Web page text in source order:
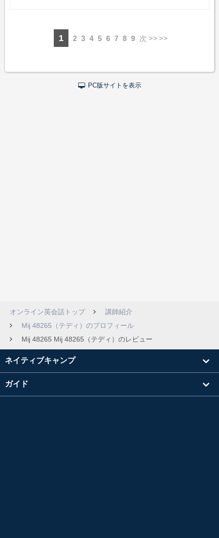
1 2 3 4 5 6 7 8 9 次 >>
PC版サイトを表示
オンライン英会話トップ
講師紹介
Mij 48265（テディ）のプロフィール
Mij 48265 Mij 48265（テディ）のレビュー
ネイティブキャンプ
ガイド